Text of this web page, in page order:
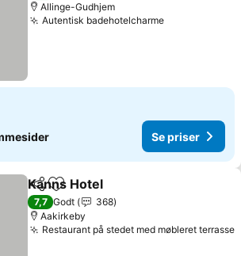
Allinge-Gudhjem
Autentisk badehotelcharmeSe priser
Se priser
Del Føj til favoritter
Kanns Hotel
7,7 Godt
368
Aakirkeby
Restaurant på stedet med møbleret terrasse